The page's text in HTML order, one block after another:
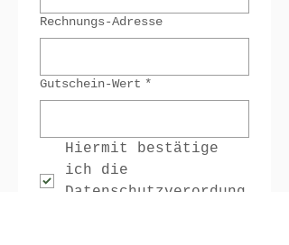
Rechnungs-Adresse
Gutschein-Wert *
Hiermit bestätige
ich die
Datenschutzverordung